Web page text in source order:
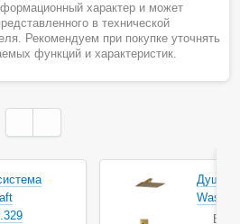
характер и может
в технической
Рекомендуем при покупке уточнять
функций и характеристик.
Wasser
В